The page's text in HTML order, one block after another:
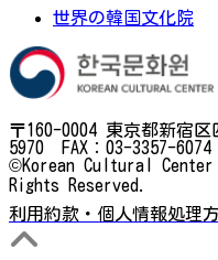
世界の韓国文化院
〒160-0004 東京都新宿
5970 FAX：03-3357-
©Korean Cultural Center
Rights Reserved.
利用約款・個人情報処理